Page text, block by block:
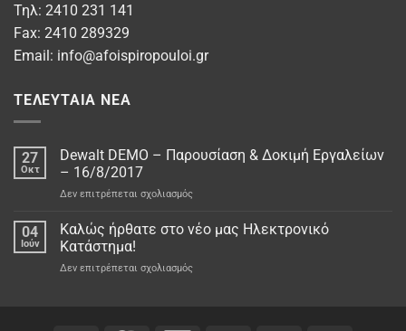
Τηλ: 2410 231 141
Fax: 2410 289329
Email: info@afoispiropouloi.gr
ΤΕΛΕΥΤΑΊΑ ΝΈΑ
27
Οκτ
Dewalt DEMO – Παρουσίαση & Δοκιμή Εργαλείων
– 16/8/2017
Δεν επιτρέπεται σχολιασμόςστο
DEMO
&
04
Ιούν
Καλώς ήρθατε στο νέo μας Ηλεκτρονικό
Κατάστημα!
Δεν επιτρέπεται σχολιασμόςστο